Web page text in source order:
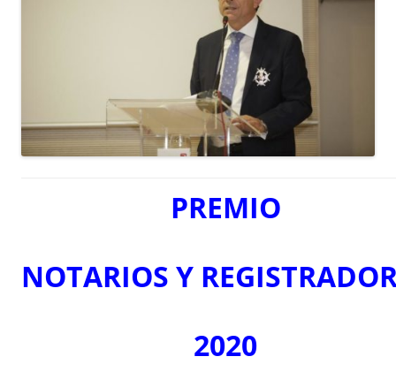
PREMIO
NOTARIOS Y
2020